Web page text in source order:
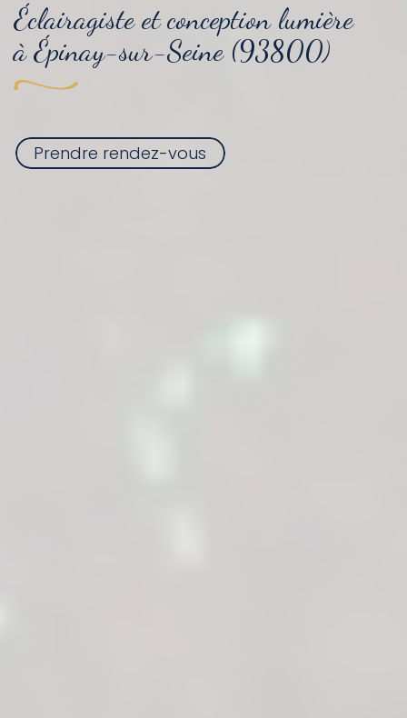
Éclairagiste et conception lumière
à Épinay-sur-Seine (93800)
Prendre rendez-vous